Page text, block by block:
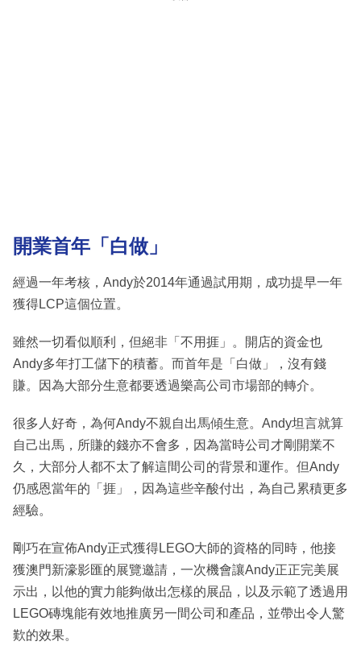
開業首年「白做」
經過一年考核，Andy於2014年通過試用期，成功提早一年
獲得LCP這個位置。
雖然一切看似順利，但絕非「不用捱」。開店的資金也
Andy多年打工儲下的積蓄。而首年是「白做」，沒有錢
賺。因為大部分生意都要透過樂高公司市場部的轉介。
很多人好奇，為何Andy不親自出馬傾生意。Andy坦言就算
自己出馬，所賺的錢亦不會多，因為當時公司才剛開業不
久，大部分人都不太了解這間公司的背景和運作。但Andy
仍感恩當年的「捱」，因為這些辛酸付出，為自己累積更多
經驗。
剛巧在宣佈Andy正式獲得LEGO大師的資格的同時，他接
獲澳門新濠影匯的展覽邀請，一次機會讓Andy正正完美展
示出，以他的實力能夠做出怎樣的展品，以及示範了透過用
LEGO磚塊能有效地推廣另一間公司和產品，並帶出令人驚
歎的效果。